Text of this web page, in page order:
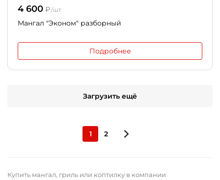
4 600 ₽/шт
Мангал "Эконом" разборный
Подробнее
Загрузить ещё
1 2
Купить мангал, гриль или коптилку в компании